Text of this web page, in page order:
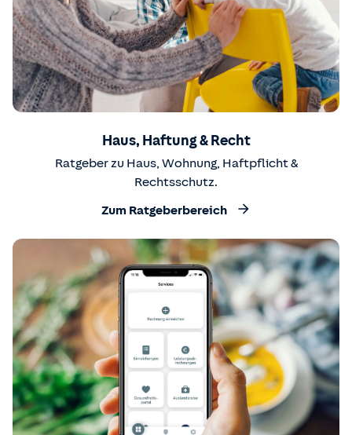
Haus, Haftung & Recht
Ratgeber zu Haus, Wohnung, Haftpflicht &
Rechtsschutz.
Zum Ratgeberbereich